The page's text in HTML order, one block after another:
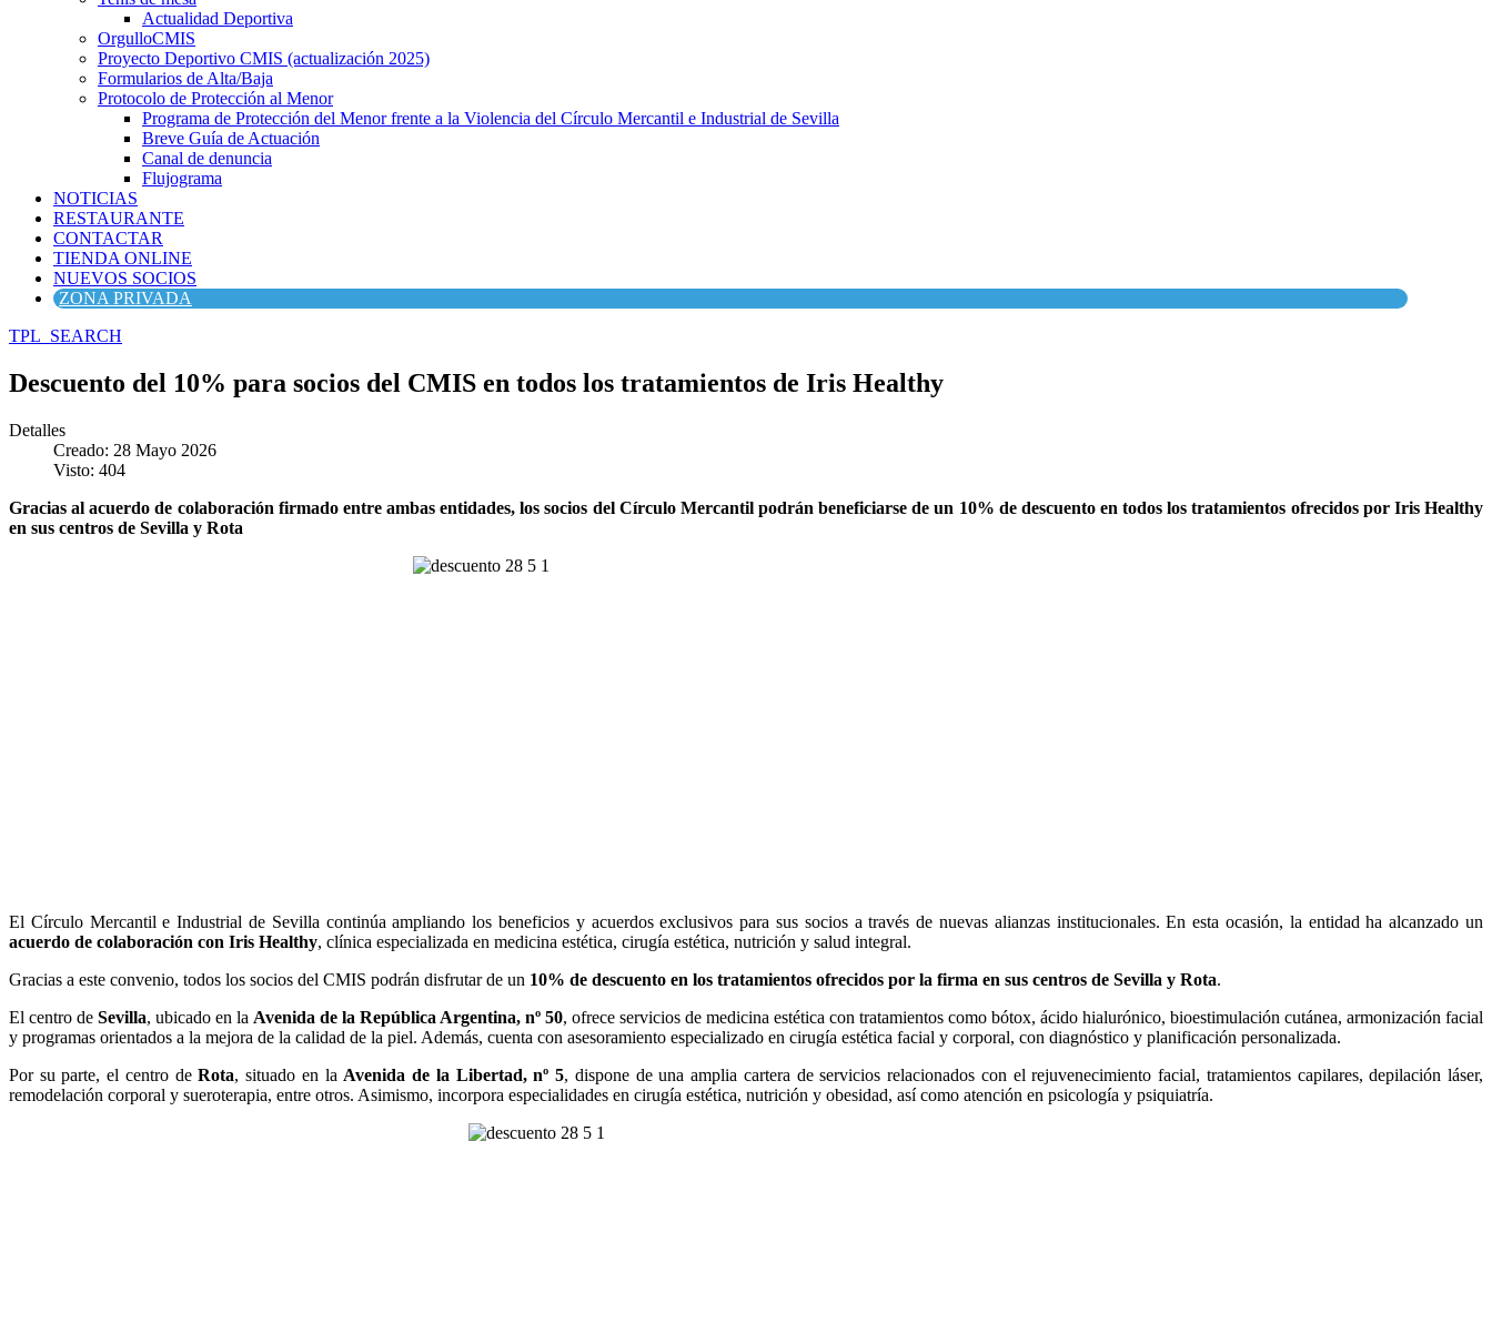
Actualidad Deportiva
OrgulloCMIS
Proyecto Deportivo CMIS (actualización 2025)
Formularios de Alta/Baja
Protocolo de Protección al Menor
Programa de Protección del Menor frente a la Violencia del Círculo Mercantil e Industrial de Sevilla
Breve Guía de Actuación
Canal de denuncia
Flujograma
NOTICIAS
RESTAURANTE
CONTACTAR
TIENDA ONLINE
NUEVOS SOCIOS
ZONA PRIVADA
TPL_SEARCH
Descuento del 10% para socios del CMIS en todos los tratamientos de Iris Healthy
Detalles
Creado: 28 Mayo 2026
Visto: 404
Gracias al acuerdo de colaboración firmado entre ambas entidades, los socios del Círculo Mercantil podrán beneficiarse de un 10% de descuento en todos los tratamientos ofrecidos por Iris Healthy
en sus centros de Sevilla y Rota
El Círculo Mercantil e Industrial de Sevilla continúa ampliando los beneficios y acuerdos exclusivos para sus socios a través de nuevas alianzas institucionales. En esta ocasión, la entidad ha alcanzado un
acuerdo de colaboración con Iris Healthy, clínica especializada en medicina estética, cirugía estética, nutrición y salud integral.
Gracias a este convenio, todos los socios del CMIS podrán disfrutar de un 10% de descuento en los tratamientos ofrecidos por la firma en sus centros de Sevilla y Rota.
El centro de Sevilla, ubicado en la Avenida de la República Argentina, nº 50, ofrece servicios de medicina estética con tratamientos como bótox, ácido hialurónico, bioestimulación cutánea, armonización facial
y programas orientados a la mejora de la calidad de la piel. Además, cuenta con asesoramiento especializado en cirugía estética facial y corporal, con diagnóstico y planificación personalizada.
Por su parte, el centro deRota, situado en la Avenida de la Libertad, nº 5, dispone de una amplia cartera de servicios relacionados con el rejuvenecimiento facial, tratamientos capilares, depilación láser,
remodelación corporal y sueroterapia, entre otros. Asimismo, incorpora especialidades en cirugía estética, nutrición y obesidad, así como atención en psicología y psiquiatría.